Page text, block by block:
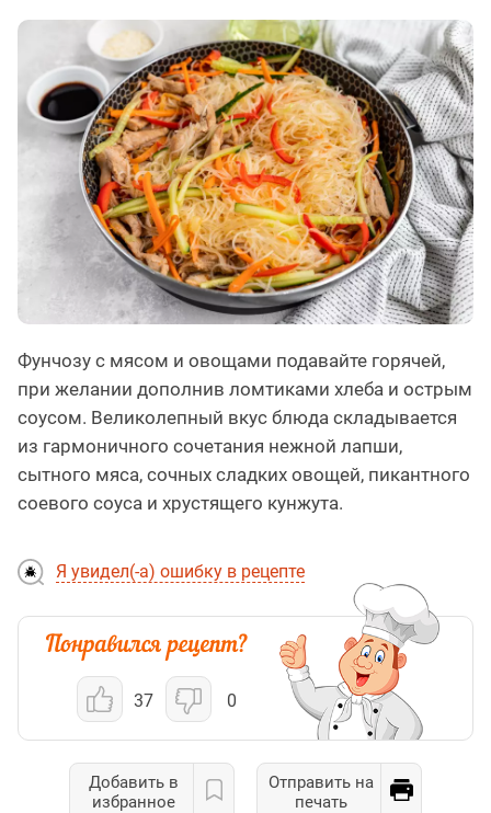
Фунчозу с мясом и овощами подавайте горячей,
при желании дополнив ломтиками хлеба и острым
соусом. Великолепный вкус блюда складывается
из гармоничного сочетания нежной лапши,
сытного мяса, сочных сладких овощей, пикантного
соевого соуса и хрустящего кунжута.
Я увидел(-а) ошибку в рецепте
37 0
Добавить в
избранное
Отправить на
печать